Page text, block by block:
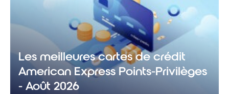
Les meilleures cartes de crédit
American Express Points-Privilèges
- Août 2026